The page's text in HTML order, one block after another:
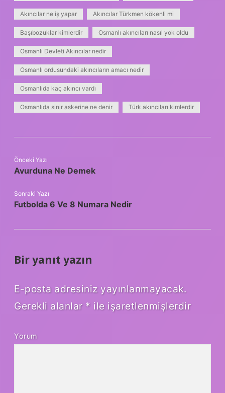
Akıncılar ne iş yapar Akıncılar Türkmen kökenli mi
Başıbozuklar kimlerdir Osmanlı akıncıları nasıl yok oldu
Osmanlı Devleti Akıncılar nedir
Osmanlı ordusundaki akıncıların amacı nedir
Osmanlıda kaç akıncı vardı
Osmanlıda sinir askerine ne denir Türk akıncıları kimlerdir
Önceki Yazı
Avurduna Ne Demek
Sonraki Yazı
Futbolda 6 Ve 8 Numara Nedir
Bir yanıt yazın
E-posta adresiniz yayınlanmayacak.
Gerekli alanlar * ile işaretlenmişlerdir
Yorum